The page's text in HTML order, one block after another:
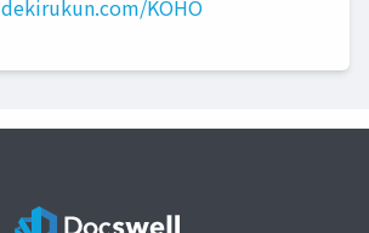
dekirukun.com/KOHO